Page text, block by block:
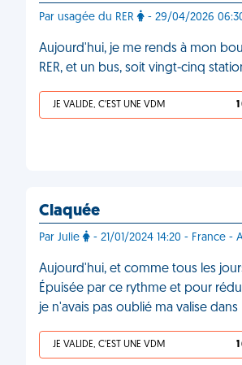
Par usagée du RER - 29/04/2026
Aujourd'hui, je me rends à mon
RER, et un bus, soit vingt-cinq
JE VALIDE, C'EST UNE VDM 1
Claquée
Par Julie - 21/01/2024 14:20 - France -
Aujourd'hui, et comme tous les
Épuisée par ce rythme et pour
je n'avais pas oublié ma valise dans
JE VALIDE, C'EST UNE VDM 1